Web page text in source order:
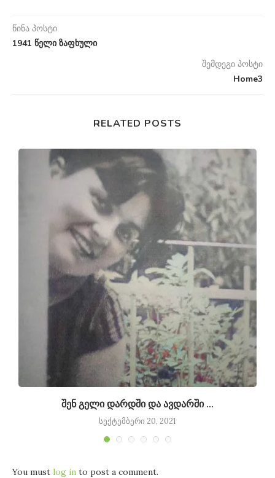
წინა პოსტი
1941 წელი ზაფხული
შემდეგი პოსტი
Home3
RELATED POSTS
შენ გელი დარდში და ავდარში …
სექტემბერი 20, 2021
You must log in to post a comment.